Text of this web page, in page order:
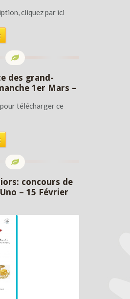
cliquez par ici
des grand-
1er Mars –
télécharger ce
concours de
– 15 Février